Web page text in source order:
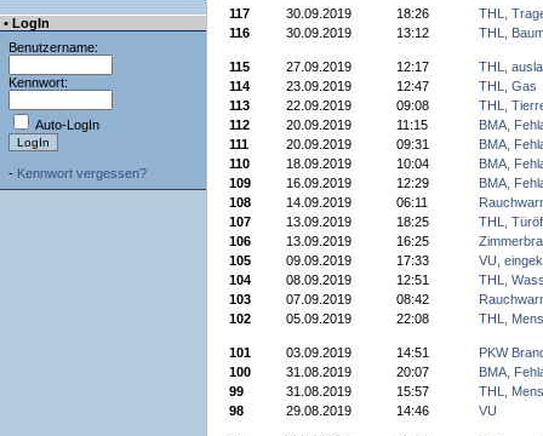
• LogIn
Benutzername:
Kennwort:
Auto-LogIn
- Kennwort vergessen?
117 30.09.2019 18:26
THL,
116
30.09.2019 13:12 THL,
115 27.09.2019 12:17
THL,
114
23.09.2019 12:47
THL, Gas
113
22.09.2019 09:08
THL,
112
20.09.2019 11:15
BMA,
111
20.09.2019 09:31
BMA,
110
18.09.2019 10:04
BMA,
109
16.09.2019 12:29
BMA,
108
14.09.2019 06:11
107
13.09.2019 18:25
THL,
106
13.09.2019 16:25
105
09.09.2019 17:33
VU,
104
08.09.2019 12:51
THL,
103
07.09.2019 08:42
102
05.09.2019 22:08 THL,
101 03.09.2019 14:51
PKW
100
31.08.2019 20:07
BMA,
99
31.08.2019 15:57
THL,
98
29.08.2019 14:46 VU